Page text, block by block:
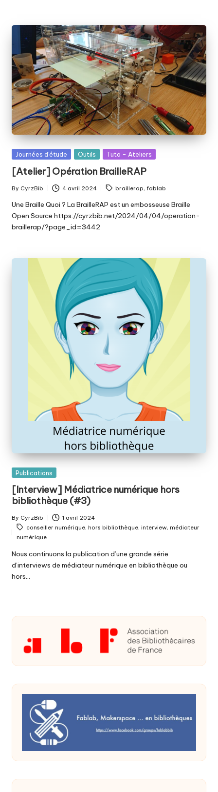
Posted
Journées d'étude Outils Tuto - Ateliers
[Atelier] Opération BrailleRAP
Posted
by
By CyrzBib 4 avril 2024
Tags: braillerap, fablab
Une Braille Quoi ? La BrailleRAP est un embosseuse Braille
Open Source https://cyrzbib.net/2024/04/04/operation-
braillerap/?page_id=3442
Posted
Publications
[Interview] Médiatrice numérique hors
bibliothèque (#3)
Posted
by
By CyrzBib
1 avril 2024
Tags:conseiller numérique, hors bibliothèque, interview, médiateur
numérique
Nous continuons la publication d’une grande série
d’interviews de médiateur numérique en bibliothèque ou
hors…